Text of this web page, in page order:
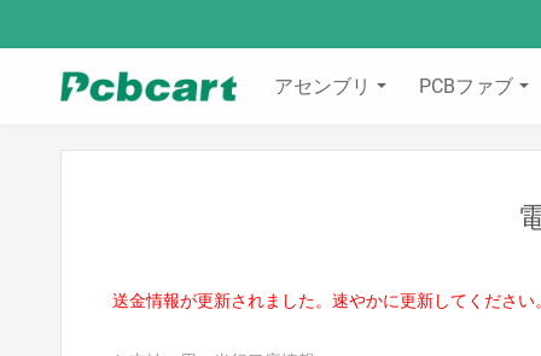
アセンブリ PCBファブ
送金情報が更新されました。速やかに更新してください